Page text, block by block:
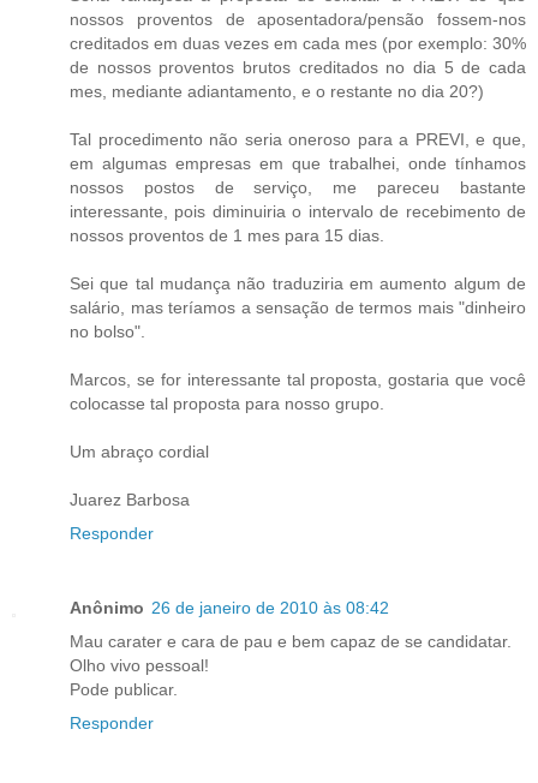
nossos proventos de aposentadora/pensão fossem-nos
creditados em duas vezes em cada mes (por exemplo: 30%
de nossos proventos brutos creditados no dia 5 de cada
mes, mediante adiantamento, e o restante no dia 20?)
Tal procedimento não seria oneroso para a PREVI, e que,
em algumas empresas em que trabalhei, onde tínhamos
nossos postos de serviço, me pareceu bastante
interessante, pois diminuiria o intervalo de recebimento de
nossos proventos de 1 mes para 15 dias.
Sei que tal mudança não traduziria em aumento algum de
salário, mas teríamos a sensação de termos mais "dinheiro
no bolso".
Marcos, se for interessante tal proposta, gostaria que você
colocasse tal proposta para nosso grupo.
Um abraço cordial
Juarez Barbosa
Responder
Anônimo 26 de janeiro de 2010 às 08:42
Mau carater e cara de pau e bem capaz de se candidatar.
Olho vivo pessoal!
Pode publicar.
Responder